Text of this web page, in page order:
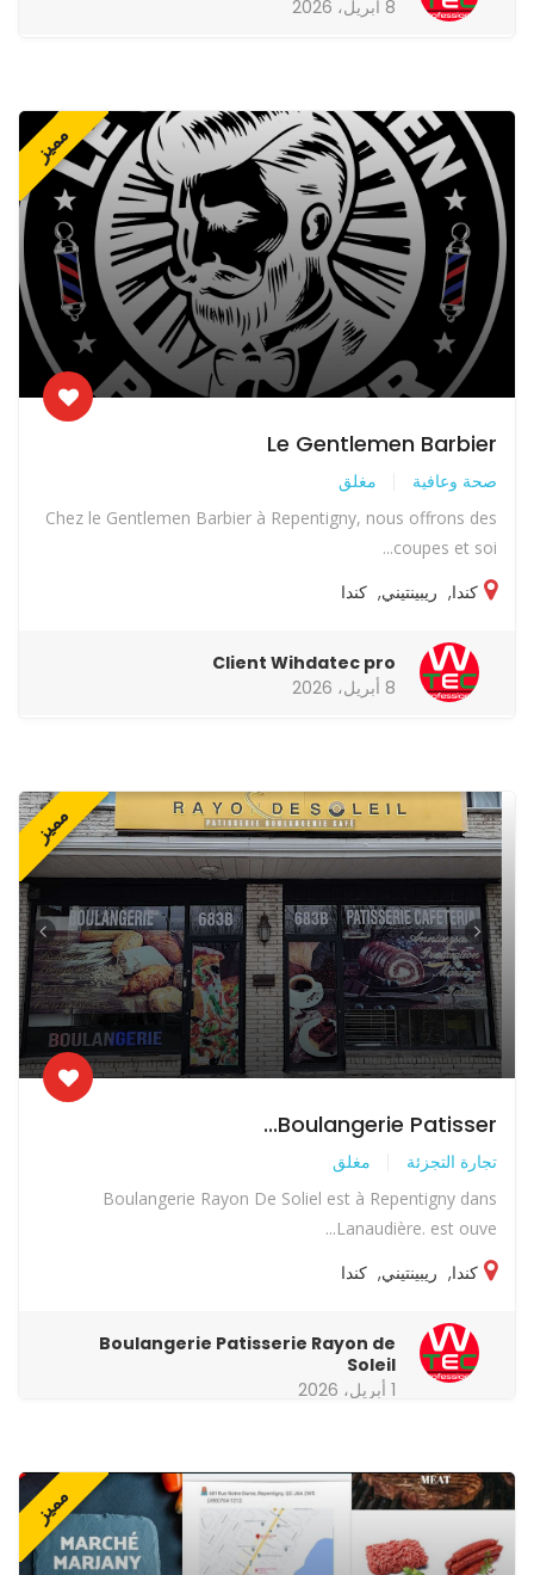
8 أبريل، 2026
مميز
Le Gentlemen Barbier
صحة وعافية مغلق
Chez le Gentlemen Barbier à Repentigny, nous offrons des
coupes et soi...
كندا, ريبينتيني, كندا
Client Wihdatec pro
8 أبريل، 2026
مميز
Boulangerie Patisser...
تجارة التجزئة مغلق
Boulangerie Rayon De Soliel est à Repentigny dans
Lanaudière. est ouve...
كندا, ريبينتيني, كندا
Boulangerie Patisserie Rayon de
Soleil
1 أبريل، 2026
مميز